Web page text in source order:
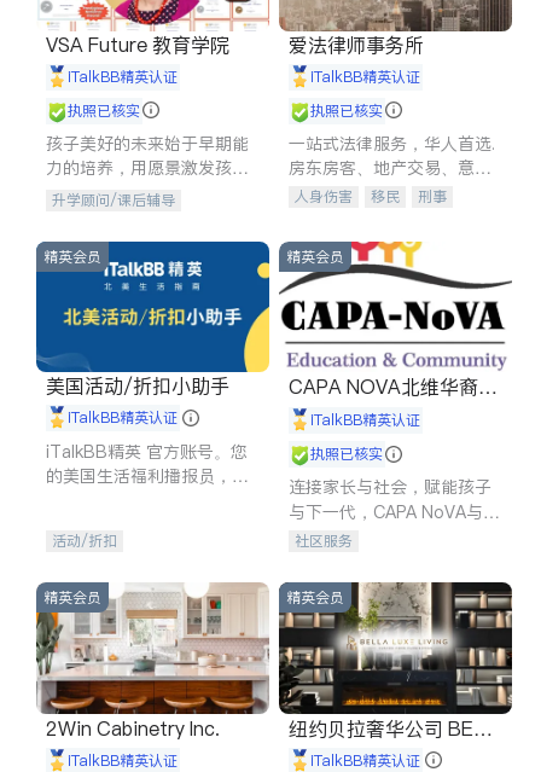
VSA Future 教育学院
iTalkBB精英认证
执照已核实
孩子美好的未来始于早期能
力的培养，用愿景激发孩子
的学习潜力和动力。理念：
拥有成长型心态是成功的基
石。
升学顾问/课后辅导
爱法律师事务所
iTalkBB精英认证
执照已核实
一站式法律服务，华人首选.
房东房客、地产交易、意外
伤害、车祸重伤、商业诉
建筑合同、刑事案件全包办
人身伤害 移民
刑事
信托/遗嘱
商业
索赔
律师-其它 保释
精英会员
美国活动/折扣小助手
iTalkBB精英认证
iTalkBB精英 官方账号。您
的美国生活福利播报员，精
专属福利。
活动/折扣
精英会员
CAPA NOVA北维华裔家
长会iTalkBB精英认证
执照已核实
连接家长与社会，赋能孩子
与下一代，CAPA NoVA与您
携手建设包容、公平、充满
社区服务
精英会员
2Win Cabinetry Inc.
iTalkBB精英认证
精英会员
纽约贝拉奢华公司 BELL
A LUXE
iTalkBB精英认证